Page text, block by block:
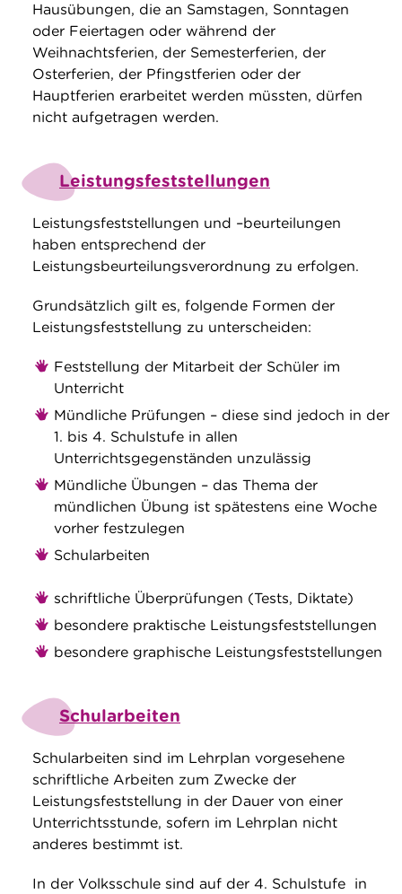
Hausübungen, die an Samstagen, Sonntagen
oder Feiertagen oder während der
Weihnachtsferien, der Semesterferien, der
Osterferien, der Pfingstferien oder der
Hauptferien erarbeitet werden müssten, dürfen
nicht aufgetragen werden.
Leistungsfeststellungen
Leistungsfeststellungen und –beurteilungen
haben entsprechend der
Leistungsbeurteilungsverordnung zu erfolgen.
Grundsätzlich gilt es, folgende Formen der
Leistungsfeststellung zu unterscheiden:
Feststellung der Mitarbeit der Schüler im
Unterricht
Mündliche Prüfungen – diese sind jedoch in der
1. bis 4. Schulstufe in allen
Unterrichtsgegenständen unzulässig
Mündliche Übungen – das Thema der
mündlichen Übung ist spätestens eine Woche
vorher festzulegen
Schularbeiten
schriftliche Überprüfungen (Tests, Diktate)
besondere praktische Leistungsfeststellungen
besondere graphische Leistungsfeststellungen
Schularbeiten
Schularbeiten sind im Lehrplan vorgesehene
schriftliche Arbeiten zum Zwecke der
Leistungsfeststellung in der Dauer von einer
Unterrichtsstunde, sofern im Lehrplan nicht
anderes bestimmt ist.
In der Volksschule sind auf der 4. Schulstufe in